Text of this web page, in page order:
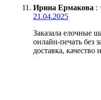
Ирина Ермакова :
21.04.2025
Заказала елочные
онлайн-печать без
доставка,